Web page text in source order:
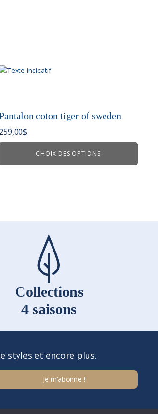
coton tiger of sweden
259,00$
CHOIX DES OPTIONS
Ce
options
Collections
4 saisons
styles et encore plus.